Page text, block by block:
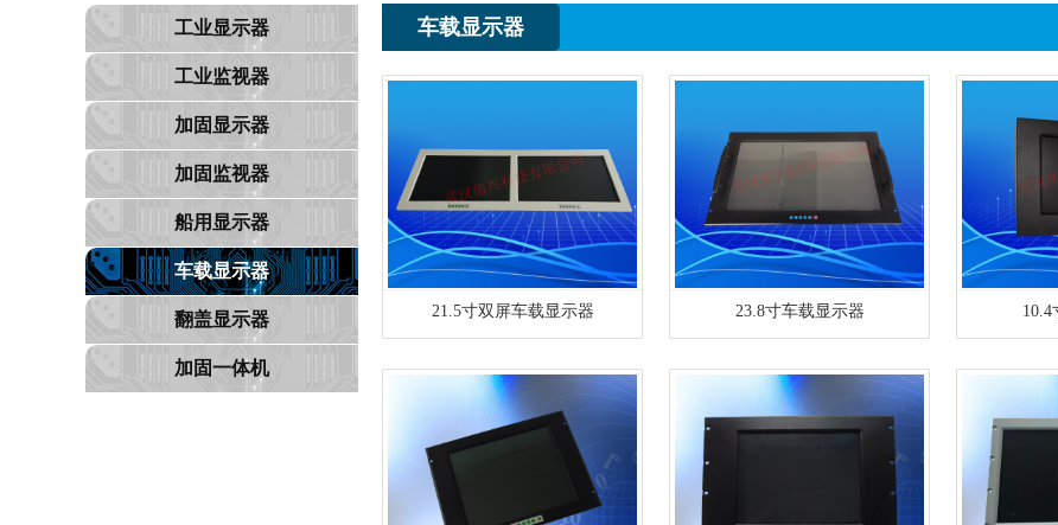
工业显示器
工业监视器
加固显示器
加固监视器
船用显示器
车载显示器
翻盖显示器
加固一体机
车载显示器
21.5寸双屏车载显示器 23.8寸车载显示器 10.4